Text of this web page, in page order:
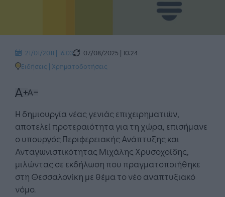
21/01/2011 | 16:03
07/08/2025 | 10:24
Ειδήσεις | Χρηματοδοτήσεις
Η δημιουργία νέας γενιάς επιχειρηματιών,
αποτελεί προτεραιότητα για τη χώρα, επισήμανε
ο υπουργός Περιφερειακής Ανάπτυξης και
Ανταγωνιστικότητας Μιχάλης Χρυσοχοΐδης,
μιλώντας σε εκδήλωση που πραγματοποιήθηκε
στη Θεσσαλονίκη με θέμα το νέο αναπτυξιακό
νόμο.